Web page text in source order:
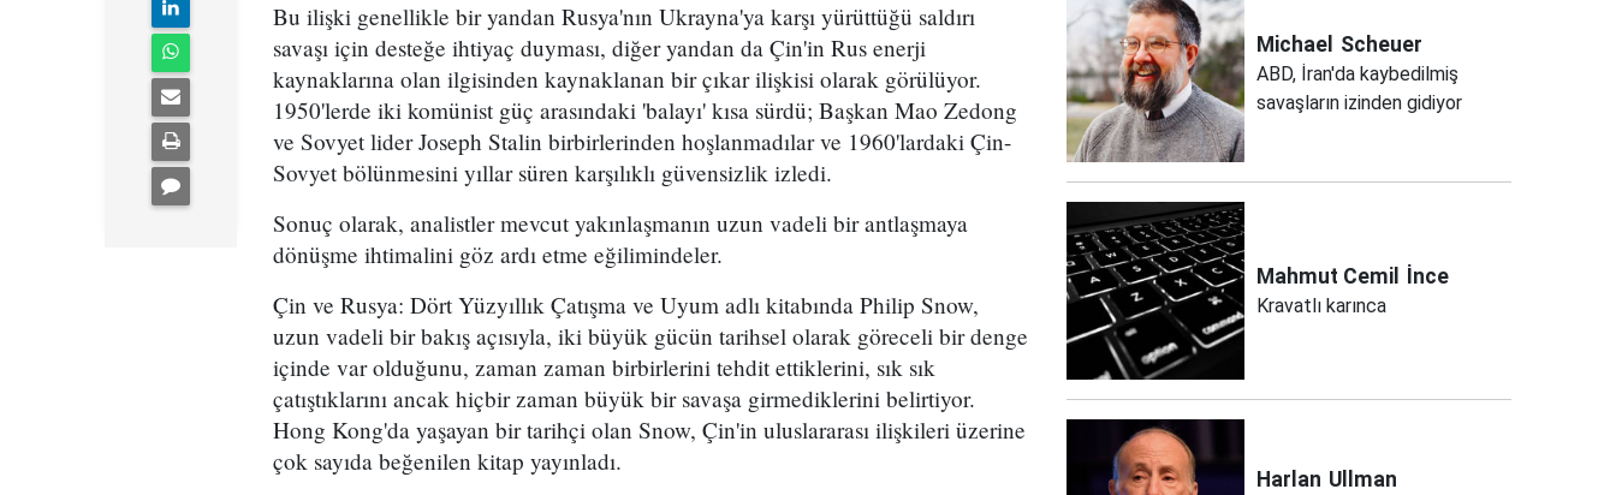
Bu ilişki genellikle bir yandan Rusya'nın Ukrayna'ya karşı yürüttüğü saldırı
savaşı için desteğe ihtiyaç duyması, diğer yandan da Çin'in Rus enerji
kaynaklarına olan ilgisinden kaynaklanan bir çıkar ilişkisi olarak görülüyor.
1950'lerde iki komünist güç arasındaki 'balayı' kısa sürdü; Başkan Mao Zedong
ve Sovyet lider Joseph Stalin birbirlerinden hoşlanmadılar ve 1960'lardaki Çin-
Sovyet bölünmesini yıllar süren karşılıklı güvensizlik izledi.
Sonuç olarak, analistler mevcut yakınlaşmanın uzun vadeli bir antlaşmaya
dönüşme ihtimalini göz ardı etme eğilimindeler.
Çin ve Rusya: Dört Yüzyıllık Çatışma ve Uyum adlı kitabında Philip Snow,
uzun vadeli bir bakış açısıyla, iki büyük gücün tarihsel olarak göreceli bir denge
içinde var olduğunu, zaman zaman birbirlerini tehdit ettiklerini, sık sık
çatıştıklarını ancak hiçbir zaman büyük bir savaşa girmediklerini belirtiyor.
Hong Kong'da yaşayan bir tarihçi olan Snow, Çin'in uluslararası ilişkileri üzerine
çok sayıda beğenilen kitap yayınladı.
Michael Scheuer
ABD, İran'da kaybedilmiş
savaşların izinden gidiyor
Mahmut Cemil İnce
Kravatlı karınca
Harlan Ullman